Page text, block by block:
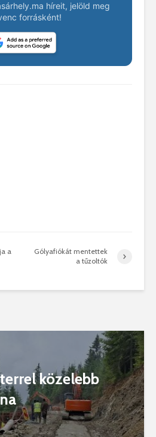
híreit, jelöld meg
forrásként!
a
Gólyafiókát mentettek
a tűzoltók
közelebb